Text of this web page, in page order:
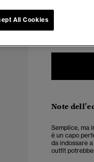
Note
Semplice, ma
è un capo
da indossare
outfit
All Cookies